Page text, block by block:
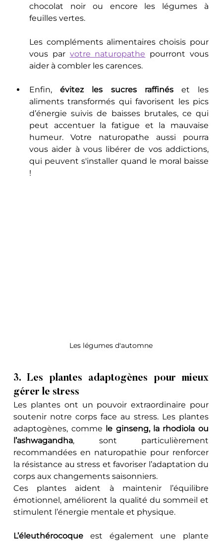
chocolat noir ou encore les légumes à
feuilles vertes.
Les compléments alimentaires choisis pour
vous par votre naturopathe pourront vous
aider à combler les carences.
Enfin, évitez les sucres raffinés et les
aliments transformés qui favorisent les pics
d’énergie suivis de baisses brutales, ce qui
peut accentuer la fatigue et la mauvaise
humeur. Votre naturopathe aussi pourra
vous aider à vous libérer de vos addictions,
qui peuvent s'installer quand le moral baisse
!
Les légumes d'automne
3. Les plantes adaptogènes pour mieux
gérer le stress
Les plantes ont un pouvoir extraordinaire pour
soutenir notre corps face au stress. Les plantes
adaptogènes, comme le ginseng, la rhodiola ou
l’ashwagandha, sont particulièrement
recommandées en naturopathie pour renforcer
la résistance au stress et favoriser l’adaptation du
corps aux changements saisonniers.
Ces plantes aident à maintenir l’équilibre
émotionnel, améliorent la qualité du sommeil et
stimulent l’énergie mentale et physique.
L’éleuthérocoque est également une plante